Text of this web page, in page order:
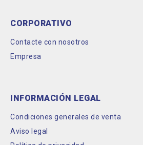
CORPORATIVO
Contacte con nosotros
Empresa
INFORMACIÓN LEGAL
Condiciones generales de venta
Aviso legal